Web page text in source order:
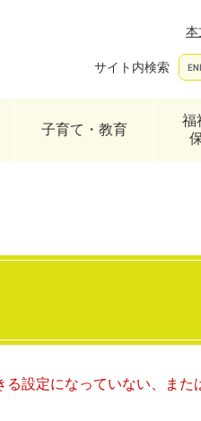
本
サイト内検索
子育て・教育
福
設定になっていない、ま